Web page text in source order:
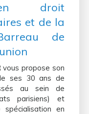
en droit
et de la
de
vous propose son
ses 30 ans de
au sein de
parisiens) et
en